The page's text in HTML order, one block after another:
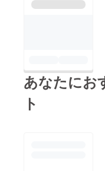
味期限は商
(^^)!
あなたにお
ト